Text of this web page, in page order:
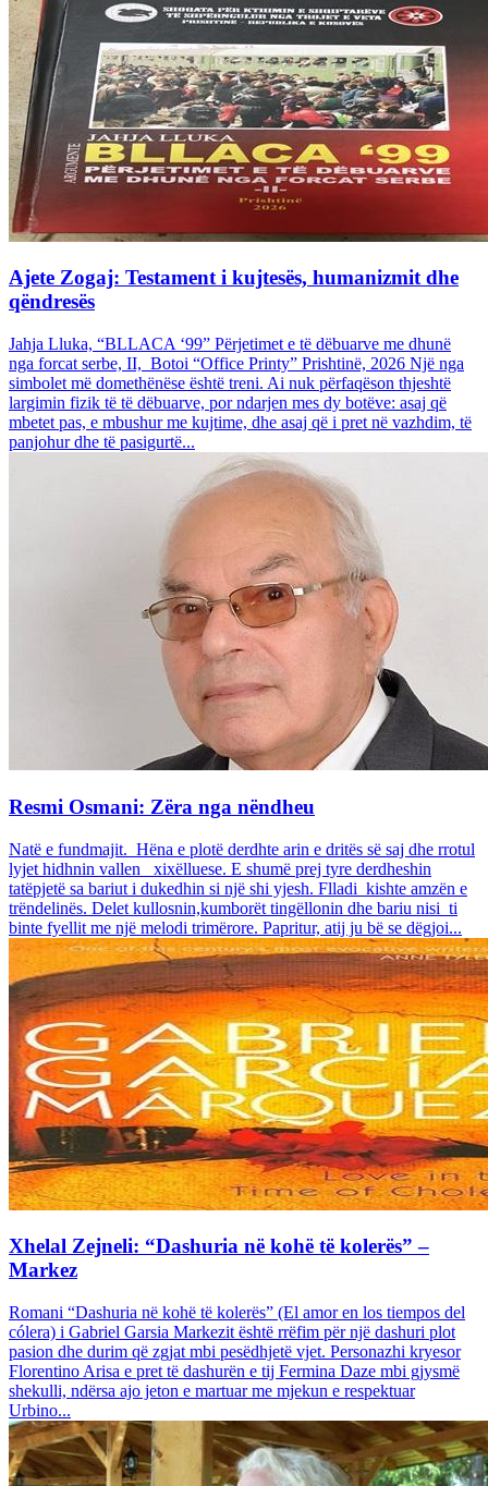
Ajete Zogaj: Testament i kujtesës, humanizmit dhe
qëndresës
Jahja Lluka, “BLLACA ‘99” Përjetimet e të dëbuarve me dhunë
nga forcat serbe, II, Botoi “Office Printy” Prishtinë, 2026 Një nga
simbolet më domethënëse është treni. Ai nuk përfaqëson thjeshtë
largimin fizik të të dëbuarve, por ndarjen mes dy botëve: asaj që
mbetet pas, e mbushur me kujtime, dhe asaj që i pret në vazhdim, të
panjohur dhe të pasigurtë...
Resmi Osmani: Zëra nga nëndheu
Natë e fundmajit. Hëna e plotë derdhte arin e dritës së saj dhe rrotul
lyjet hidhnin vallen xixëlluese. E shumë prej tyre derdheshin
tatëpjetë sa bariut i dukedhin si një shi yjesh. Flladi kishte amzën e
trëndelinës. Delet kullosnin,kumborët tingëllonin dhe bariu nisi ti
binte fyellit me një melodi trimërore. Papritur, atij ju bë se dëgjoi...
Xhelal Zejneli: “Dashuria në kohë të kolerës” –
Markez
Romani “Dashuria në kohë të kolerës” (El amor en los tiempos del
cólera) i Gabriel Garsia Markezit është rrëfim për një dashuri plot
pasion dhe durim që zgjat mbi pesëdhjetë vjet. Personazhi kryesor
Florentino Arisa e pret të dashurën e tij Fermina Daze mbi gjysmë
shekulli, ndërsa ajo jeton e martuar me mjekun e respektuar
Urbino...